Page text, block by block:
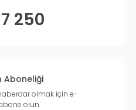
250
Aboneliği
olmak için e-
olun.